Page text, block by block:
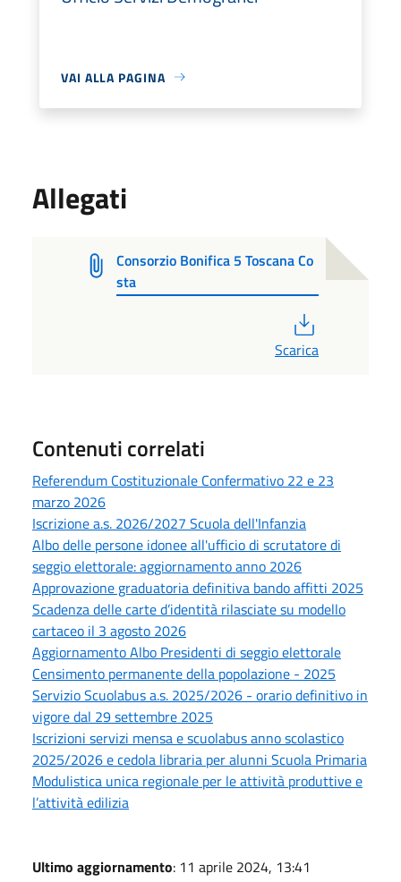
VAI ALLA PAGINA
Allegati
Consorzio Bonifica 5 Toscana Co
sta
Scarica
Contenuti correlati
Referendum Costituzionale Confermativo 22 e 23
marzo 2026
Iscrizione a.s. 2026/2027 Scuola dell'Infanzia
Albo delle persone idonee all'ufficio di scrutatore di
seggio elettorale: aggiornamento anno 2026
Approvazione graduatoria definitiva bando affitti 2025
Scadenza delle carte d’identità rilasciate su modello
cartaceo il 3 agosto 2026
Aggiornamento Albo Presidenti di seggio elettorale
Censimento permanente della popolazione - 2025
Servizio Scuolabus a.s. 2025/2026 - orario definitivo in
vigore dal 29 settembre 2025
Iscrizioni servizi mensa e scuolabus anno scolastico
2025/2026 e cedola libraria per alunni Scuola Primaria
Modulistica unica regionale per le attività produttive e
l’attività edilizia
Ultimo aggiornamento: 11 aprile 2024, 13:41